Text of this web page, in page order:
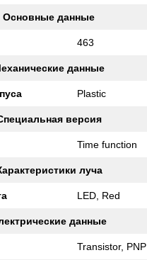
Основные данные
463
данные
Plastic
версия
Time function
луча
LED, Red
данные
Transistor, PNP